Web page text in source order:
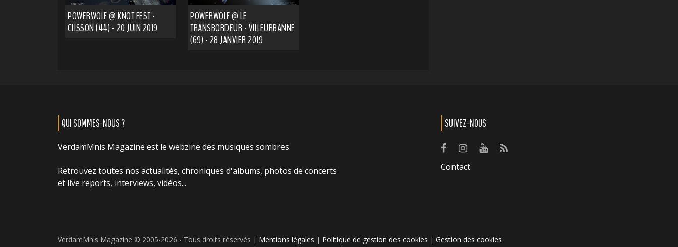
POWERWOLF @ KNOT FEST -
CLISSON (44) - 20 JUIN 2019
POWERWOLF @ LE
TRANSBORDEUR - VILLEURBANNE
(69) - 28 JANVIER 2019
QUI SOMMES-NOUS ?
VerdamMnis Magazine est le webzine des musiques sombres.
Retrouvez toutes nos actualités, chroniques d'albums, photos de concerts
et live reports, interviews, vidéos...
SUIVEZ-NOUS
Contact
VerdamMnis Magazine © 2005-2026 - Tous droits réservés | Mentions légales | Politique de gestion des cookies | Gestion des cookies